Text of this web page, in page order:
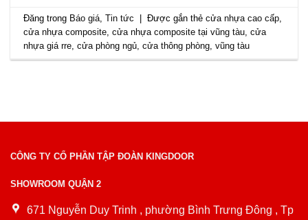
Đăng trong Báo giá,Tin tức Được gắn thẻcửa nhựa cao cấp,
cửa nhựa composite,cửa nhựa composite tại vũng tàu,cửa
nhựa giá rre,cửa phòng ngủ,cửa thông phòng,vũng tàu
CÔNG TY CỔ PHẦN TẬP ĐOÀN KINGDOOR
SHOWROOM QUẬN 2
671 Nguyễn Duy Trinh , phường Bình Trưng Đông , Tp